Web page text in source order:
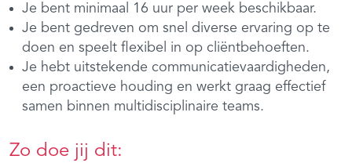
Je bent minimaal 16 uur per week beschikbaar.
Je bent gedreven om snel diverse ervaring op te
doen en speelt flexibel in op cliëntbehoeften.
Je hebt uitstekende communicatievaardigheden,
een proactieve houding en werkt graag effectief
samen binnen multidisciplinaire teams.
Zo doe jij dit: